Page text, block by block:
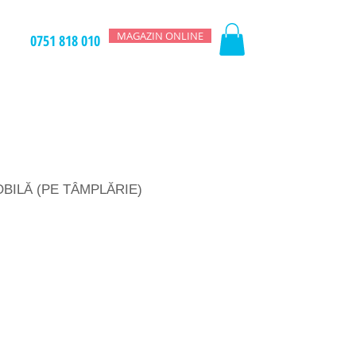
0751 818 010 MAGAZIN ONLINE
(PE TÂMPLĂRIE)